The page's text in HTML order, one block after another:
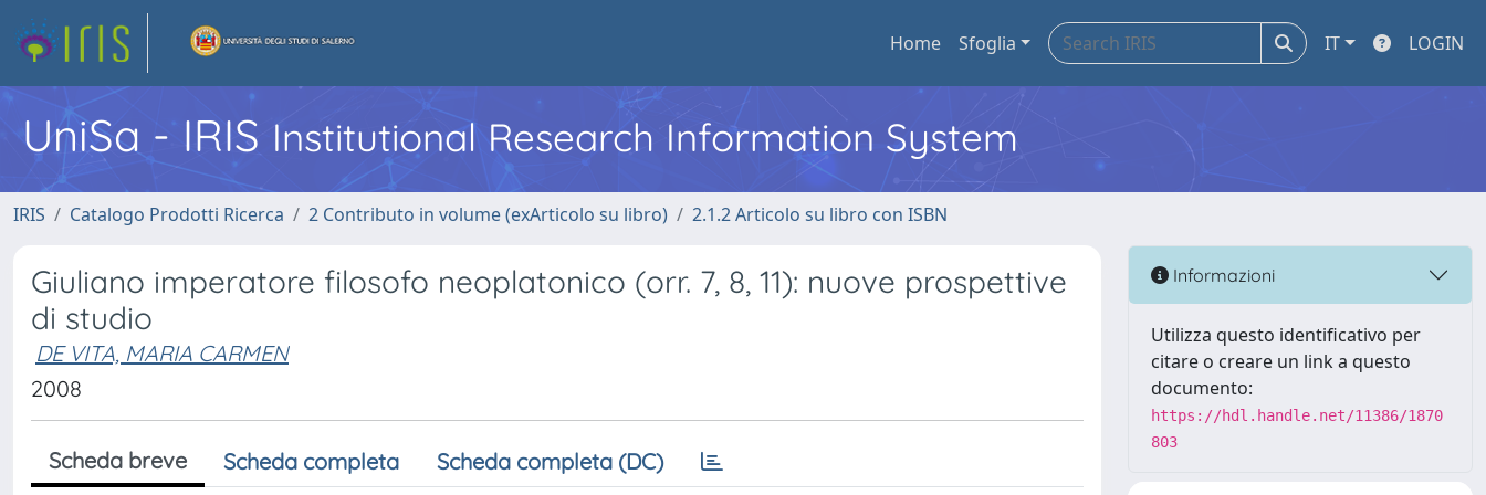
Home Sfoglia IT LOGIN
UniSa - IRIS Institutional Research Information System
IRIS Catalogo Prodotti Ricerca 2 Contributo in volume (exArticolo su libro) 2.1.2 Articolo su libro con ISBN
Giuliano imperatore filosofo neoplatonico (orr. 7, 8, 11): nuove prospettive
di studio
DE VITA, MARIA CARMEN
2008
Scheda breve Scheda completa Scheda completa (DC)
Informazioni
Utilizza questo identificativo per
citare o creare un link a questo
documento:
https://hdl.handle.net/11386/1870
803